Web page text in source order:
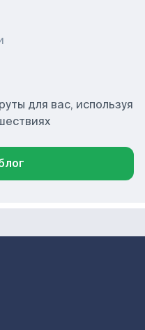
для вас, используя